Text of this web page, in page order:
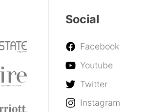
Social
Facebook
Youtube
Twitter
Instagram